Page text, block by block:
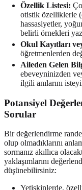
Özellik Listesi:
otistik özelliklerle
hassasiyetler,
belirli örnekleri
Okul Kayıtları
öğretmenlerden
Aileden Gelen
ebeveyninizden
ilgili anılarını
Potansiyel
Sorular
Bir değerlendirme
olup olmadıklarını
sormanız akıllıca
yaklaşımlarını
düşünebilirsiniz:
Yetişkinlerde,